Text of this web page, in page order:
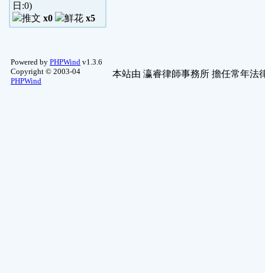
日:0)
x0
x5
Powered by PHPWind v1.3.6
Copyright © 2003-04
PHPWind
本站由 瀛睿律師事務所 擔任常年法